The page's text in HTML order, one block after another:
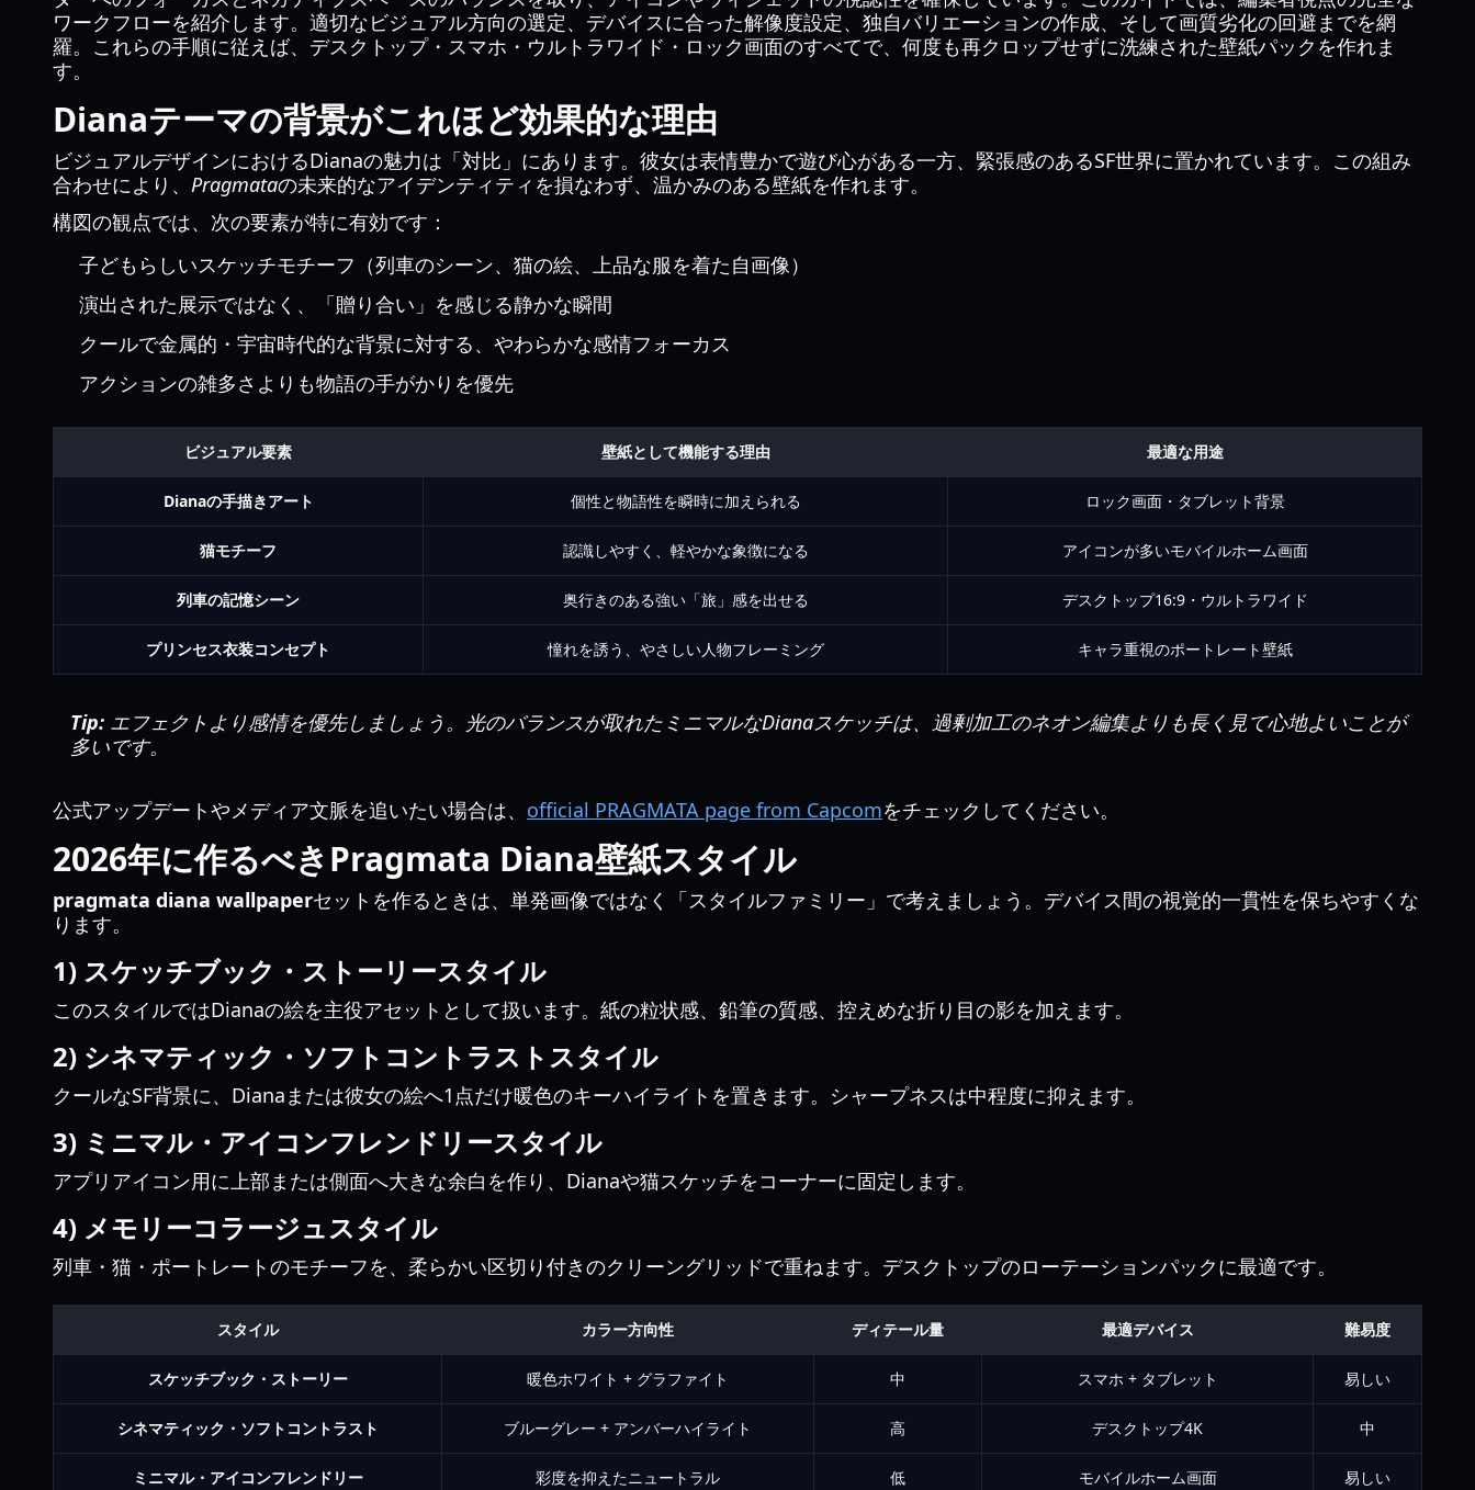
ワークフローを紹介します。適切なビジュアル方向の選定、デバイスに合った解像度設定、独自バリエーションの作成、そして画質劣化の回避までを網
羅。これらの手順に従えば、デスクトップ・スマホ・ウルトラワイド・ロック画面のすべてで、何度も再クロップせずに洗練された壁紙パックを作れま
す。
Dianaテーマの背景がこれほど効果的な理由
ビジュアルデザインにおけるDianaの魅力は「対比」にあります。彼女は表情豊かで遊び心がある一方、緊張感のあるSF世界に置かれています。この組み
合わせにより、 Pragmataの未来的なアイデンティティを損なわず、温かみのある壁紙を作れます。
構図の観点では、次の要素が特に有効です：
子どもらしいスケッチモチーフ（列車のシーン、猫の絵、上品な服を着た自画像）
演出された展示ではなく、「贈り合い」を感じる静かな瞬間
クールで金属的・宇宙時代的な背景に対する、やわらかな感情フォーカス
アクションの雑多さよりも物語の手がかりを優先
ビジュアル要素 壁紙として機能する理由 最適な用途
Dianaの手描きアート 個性と物語性を瞬時に加えられる ロック画面・タブレット背景
猫モチーフ 認識しやすく、軽やかな象徴になる アイコンが多いモバイルホーム画面
列車の記憶シーン 奥行きのある強い「旅」感を出せる デスクトップ16:9・ウルトラワイド
プリンセス衣装コンセプト 憧れを誘う、やさしい人物フレーミング キャラ重視のポートレート壁紙
Tip: エフェクトより感情を優先しましょう。光のバランスが取れたミニマルなDianaスケッチは、過剰加工のネオン編集よりも長く見て心地よいことが
多いです。
公式アップデートやメディア文脈を追いたい場合は、 official PRAGMATA page from Capcomをチェックしてください。
2026年に作るべきPragmata Diana壁紙スタイル
pragmata diana wallpaperセットを作るときは、単発画像ではなく「スタイルファミリー」で考えましょう。デバイス間の視覚的一貫性を保ちやすくな
ります。
1) スケッチブック・ストーリースタイル
このスタイルではDianaの絵を主役アセットとして扱います。紙の粒状感、鉛筆の質感、控えめな折り目の影を加えます。
2) シネマティック・ソフトコントラストスタイル
クールなSF背景に、Dianaまたは彼女の絵へ1点だけ暖色のキーハイライトを置きます。シャープネスは中程度に抑えます。
3) ミニマル・アイコンフレンドリースタイル
アプリアイコン用に上部または側面へ大きな余白を作り、Dianaや猫スケッチをコーナーに固定します。
4) メモリーコラージュスタイル
列車・猫・ポートレートのモチーフを、柔らかい区切り付きのクリーングリッドで重ねます。デスクトップのローテーションパックに最適です。
スタイル カラー方向性 ディテール量 最適デバイス 難易度
スケッチブック・ストーリー 暖色ホワイト + グラファイト 中 スマホ + タブレット 易しい
シネマティック・ソフトコントラスト ブルーグレー + アンバーハイライト 高 デスクトップ4K 中
ミニマル・アイコンフレンドリー 彩度を抑えたニュートラル 低 モバイルホーム画面 易しい